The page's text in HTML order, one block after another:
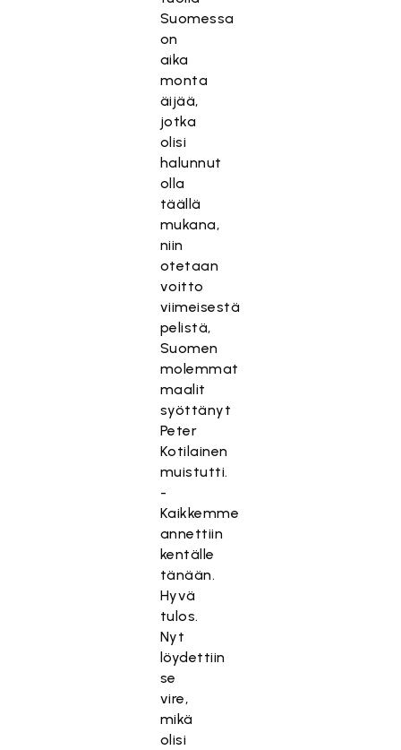
Suomessa
on
aika
monta
äijää,
jotka
olisi
halunnut
olla
täällä
mukana,
niin
otetaan
voitto
viimeisestä
pelistä,
Suomen
molemmat
maalit
syöttänyt
Peter
Kotilainen
muistutti.
-
Kaikkemme
annettiin
kentälle
tänään.
Hyvä
tulos.
Nyt
löydettiin
se
vire,
mikä
olisi